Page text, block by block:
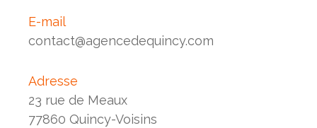
E-mail
contact@agencedequincy.com
Adresse
23 rue de Meaux
77860 Quincy-Voisins